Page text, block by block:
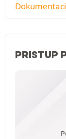
PRISTUP